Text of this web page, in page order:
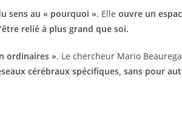
sens au « pourquoi ». Elle ouvre un
relié à plus grand que soi.
ordinaires ». Le chercheur Mario
cérébraux spécifiques, sans pour